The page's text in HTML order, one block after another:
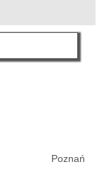
Poznań